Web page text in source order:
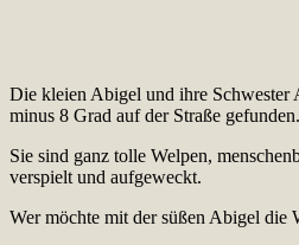
Die kleien Abigel und ihre Schwester
minus 8 Grad auf der Straße gefunden.
Sie sind ganz tolle Welpen,
verspielt und aufgeweckt.
Wer möchte mit der süßen Abigel die